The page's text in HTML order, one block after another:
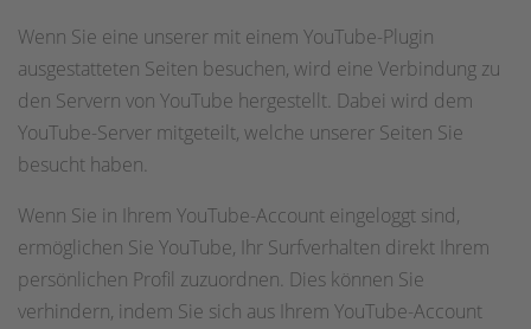
Wenn Sie eine unserer mit einem YouTube-Plugin
ausgestatteten Seiten besuchen, wird eine Verbindung zu
den Servern von YouTube hergestellt. Dabei wird dem
YouTube-Server mitgeteilt, welche unserer Seiten Sie
besucht haben.
Wenn Sie in Ihrem YouTube-Account eingeloggt sind,
ermöglichen Sie YouTube, Ihr Surfverhalten direkt Ihrem
persönlichen Profil zuzuordnen. Dies können Sie
verhindern, indem Sie sich aus Ihrem YouTube-Account